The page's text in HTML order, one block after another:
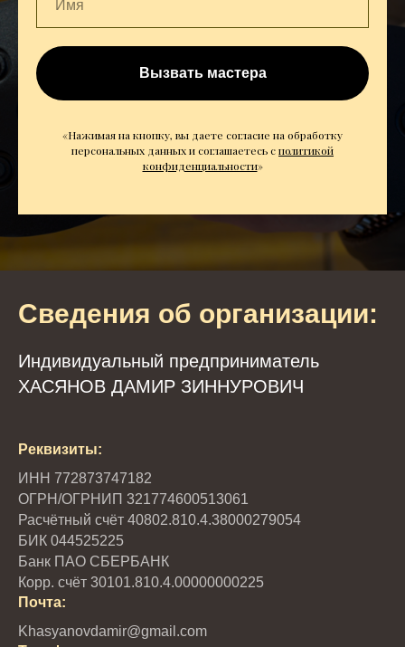
Вызвать мастера
«Нажимая на кнопку, вы даете согласие на обработку
персональных данных и соглашаетесь cполитикой
конфиденциальности»
Сведения об организации:
Индивидуальный предприниматель
ХАСЯНОВ ДАМИР ЗИННУРОВИЧ
Реквизиты:
ИНН 772873747182
ОГРН/ОГРНИП 321774600513061
Расчётный счёт 40802.810.4.38000279054
БИК 044525225
Банк ПАО СБЕРБАНК
Корр. счёт 30101.810.4.00000000225
Почта:
Khasyanovdamir@gmail.com